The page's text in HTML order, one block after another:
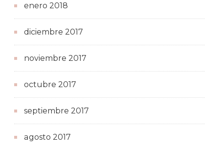
enero 2018
diciembre 2017
noviembre 2017
octubre 2017
septiembre 2017
agosto 2017